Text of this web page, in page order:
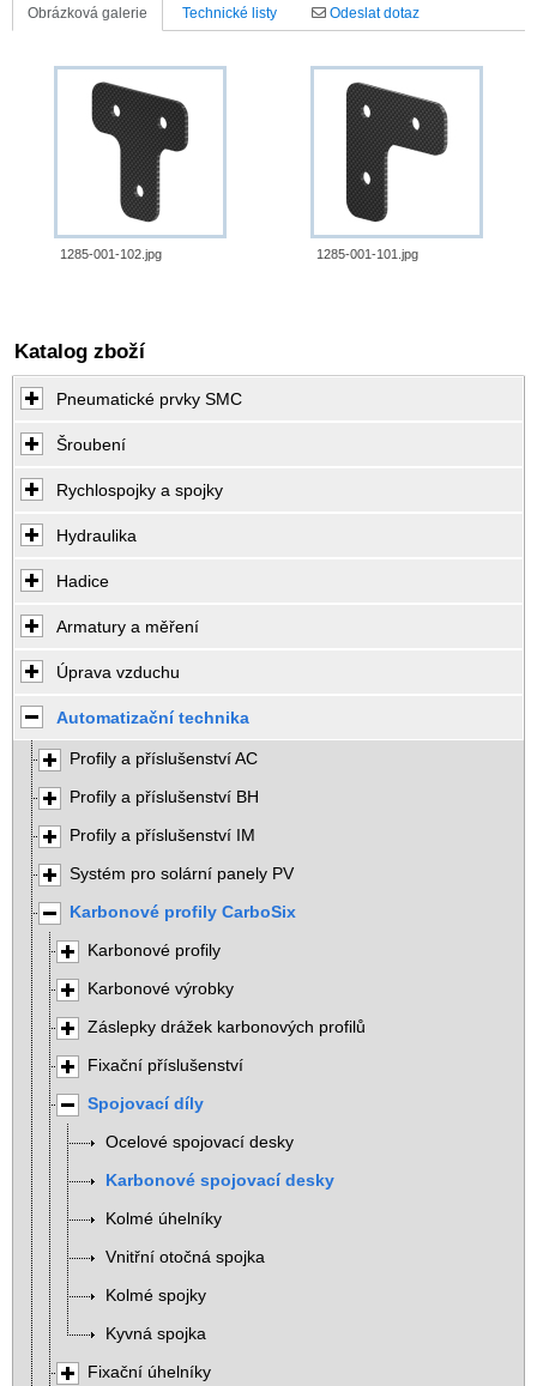
Obrázková galerie Technické listy Odeslat dotaz
1285-001-102.jpg 1285-001-101.jpg
Katalog zboží
Pneumatické prvky SMC
Šroubení
Rychlospojky a spojky
Hydraulika
Hadice
Armatury a měření
Úprava vzduchu
Automatizační technika
Profily a příslušenství AC
Profily a příslušenství BH
Profily a příslušenství IM
Systém pro solární panely PV
Karbonové profily CarboSix
Karbonové profily
Karbonové výrobky
Záslepky drážek karbonových profilů
Fixační příslušenství
Spojovací díly
Ocelové spojovací desky
Karbonové spojovací desky
Kolmé úhelníky
Vnitřní otočná spojka
Kolmé spojky
Kyvná spojka
Fixační úhelníky